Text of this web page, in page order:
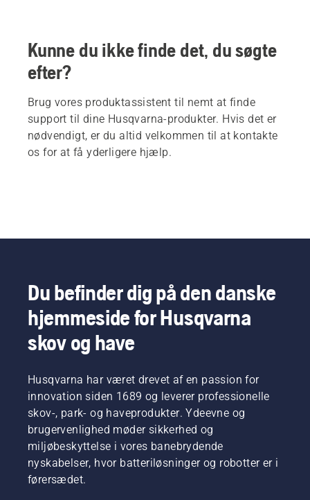
Kunne du ikke finde det, du søgte
efter?
Brug vores produktassistent til nemt at finde
support til dine Husqvarna-produkter. Hvis det er
nødvendigt, er du altid velkommen til at kontakte
os for at få yderligere hjælp.
Du befinder dig på den danske
hjemmeside for Husqvarna
skov og have
Husqvarna har været drevet af en passion for
innovation siden 1689 og leverer professionelle
skov-, park- og haveprodukter. Ydeevne og
brugervenlighed møder sikkerhed og
miljøbeskyttelse i vores banebrydende
nyskabelser, hvor batteriløsninger og robotter er i
førersædet.